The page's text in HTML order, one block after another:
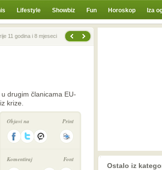
Lifestyle Showbiz Fun Horoskop Iza
11 godina i 8 mjeseci
drugim članicama EU-
krize.
Objavi na Print
Komentiraj Fontprethodno Ostalo iz